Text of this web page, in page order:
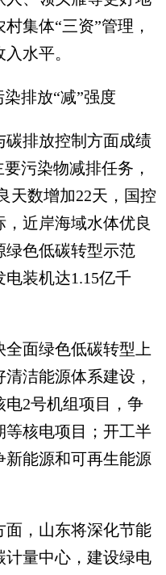
集体“三资”管理，
水平。
排放“减”强度
排放控制方面成绩
污染物减排任务，
天数增加22天，国控
近岸海域水体优良
绿色低碳转型示范
装机达1.15亿千
面绿色低碳转型上
洁能源体系建设，
2号机组项目，争
等核电项目；开工半
新能源和可再生能源
，山东将深化节能
计量中心，建设绿电